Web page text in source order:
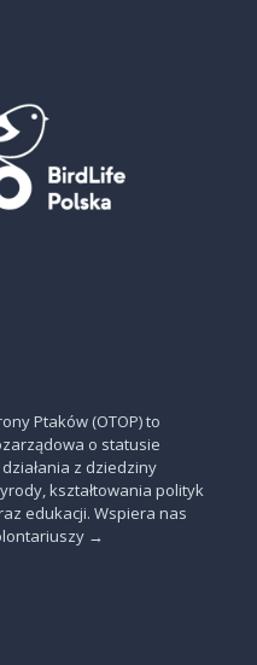
Ptaków (OTOP) to
o statusie
z dziedziny
kształtowania polityk
edukacji. Wspiera nas
→